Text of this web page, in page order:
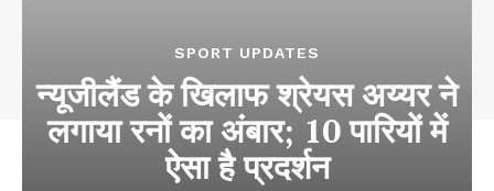
SPORT UPDATES
न्यूजीलैंड के खिलाफ श्रेयस अय्यर ने
लगाया रनों का अंबार; 10 पारियों में
ऐसा है प्रदर्शन